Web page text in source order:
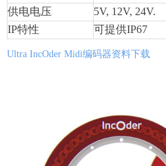
供电电压
5V, 12V, 24V.
IP特性 可提供IP67
Ultra IncOder Midi编码器资料下载